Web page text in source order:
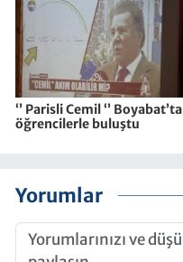
‘’ Parisli Cemil ‘’ Boyabat’ta
öğrencilerle buluştu
Yorumlar